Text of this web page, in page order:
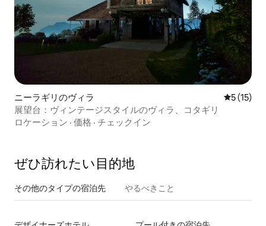
ニーラギリのヴィラ レビュー
5 (15)
展望台：ヴィンテージスタイルのヴィラ、コタギリ
ロケーション · 価格 · チェックイン
ぜひ訪⁠れ⁠た⁠い目⁠的⁠地
その他のタ⁠イ⁠プ⁠の宿⁠泊⁠先 やるべきこと